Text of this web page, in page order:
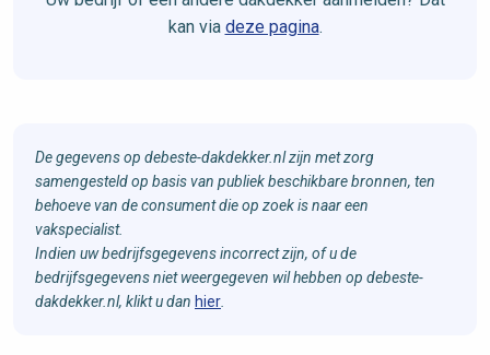
kan via deze pagina.
De gegevens op debeste-dakdekker.nl zijn met zorg
samengesteld op basis van publiek beschikbare bronnen, ten
behoeve van de consument die op zoek is naar een
vakspecialist.
Indien uw bedrijfsgegevens incorrect zijn, of u de
bedrijfsgegevens niet weergegeven wil hebben op debeste-
dakdekker.nl, klikt u dan hier